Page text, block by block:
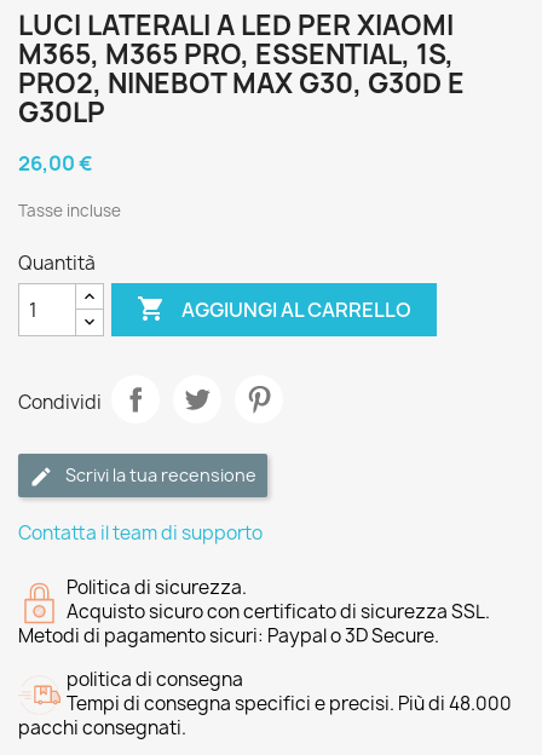
LUCI LATERALI A LED PER XIAOMI
M365, M365 PRO, ESSENTIAL, 1S,
PRO2, NINEBOT MAX G30, G30D E
G30LP
26,00 €
Tasse incluse
Quantità
 AGGIUNGI AL CARRELLO
Condividi
Scrivi la tua recensione
Contatta il team di supporto
Politica di sicurezza.
Acquisto sicuro con certificato di sicurezza SSL.
Metodi di pagamento sicuri: Paypal o 3D Secure.
politica di consegna
Tempi di consegna specifici e precisi. Più di 48.000
pacchi consegnati.